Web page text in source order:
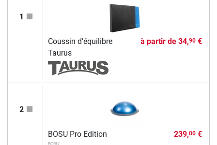
1
Coussin d’équilibre
Taurus
à partir de 34,90€
2
BOSU Pro Edition 239,00€